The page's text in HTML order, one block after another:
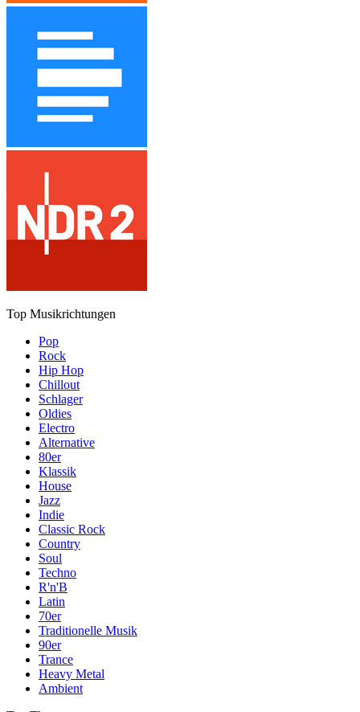
Top Musikrichtungen
Pop
Rock
Hip Hop
Chillout
Schlager
Oldies
Electro
Alternative
80er
Klassik
House
Jazz
Indie
Classic Rock
Country
Soul
Techno
R'n'B
Latin
70er
Traditionelle Musik
90er
Trance
Heavy Metal
Ambient